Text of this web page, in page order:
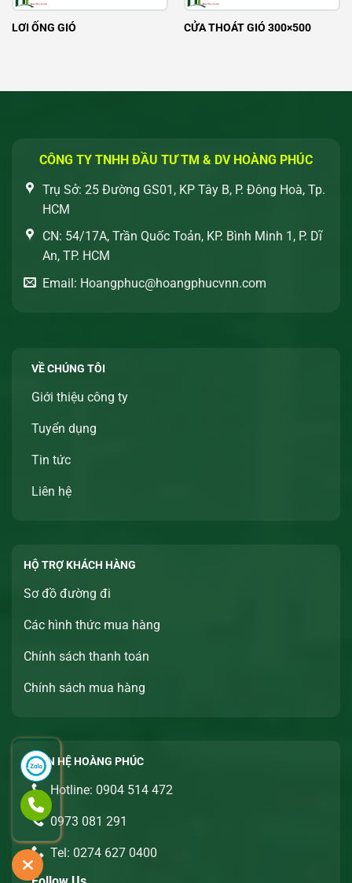
LƠI ỐNG GIÓ CỬA THOÁT GIÓ 300×500
CÔNG TY TNHH ĐẦU TƯ TM & DV HOÀNG PHÚC
Trụ Sở: 25 Đường GS01, KP Tây B, P. Đông Hoà, Tp.
HCM
CN: 54/17A, Trần Quốc Toản, KP. Bình Minh 1, P. Dĩ
An, TP. HCM
Email: Hoangphuc@hoangphucvnn.com
VỀ CHÚNG TÔI
Giới thiệu công ty
Tuyển dụng
Tin tức
Liên hệ
HỘ TRỢ KHÁCH HÀNG
Sơ đồ đường đi
Các hình thức mua hàng
Chính sách thanh toán
Chính sách mua hàng
LIÊN HỆ HOÀNG PHÚC
Hotline: 0904 514 472
0973 081 291
Tel: 0274 627 0400